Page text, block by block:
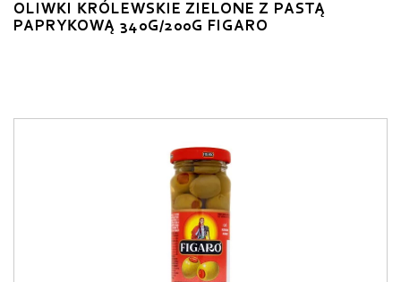
OLIWKI KRÓLEWSKIE ZIELONE Z PASTĄ
PAPRYKOWĄ 340G/200G FIGARO